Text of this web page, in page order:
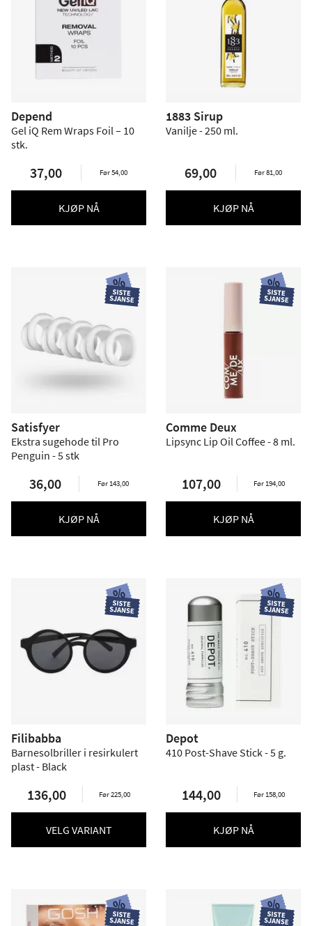
Depend
Gel iQ Rem Wraps Foil – 10
stk.
37,00 Før 54,00
KJØP NÅ
1883 Sirup
Vanilje - 250 ml.
69,00 Før 81,00
KJØP NÅ
Satisfyer
Ekstra sugehode til Pro
Penguin - 5 stk
36,00 Før 143,00
KJØP NÅ
Comme Deux
Lipsync Lip Oil Coffee - 8 ml.
107,00 Før 194,00
KJØP NÅ
Filibabba
Barnesolbriller i resirkulert
plast - Black
136,00 Før 225,00
VELG VARIANT
Depot
410 Post-Shave Stick - 5 g.
144,00 Før 158,00
KJØP NÅ